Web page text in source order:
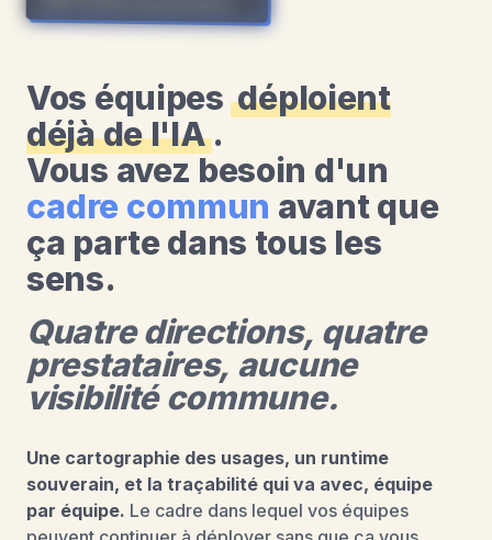
Vos équipesdéploient
déjà de l'IA .
Vous avez besoin d'un
cadre commun avant que
ça parte dans tous les
sens.
Quatre directions, quatre
prestataires, aucune
visibilité commune.
Une cartographie des usages, un runtime
souverain, et la traçabilité qui va avec, équipe
par équipe. Le cadre dans lequel vos équipes